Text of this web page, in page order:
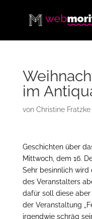
im
von Christine Fratzke|
Geschichten über
Mittwoch, dem 16.
Sehr besinnlich wird
des Veranstalters
dafür soll diese
der Veranstaltung
irgendwie schräg